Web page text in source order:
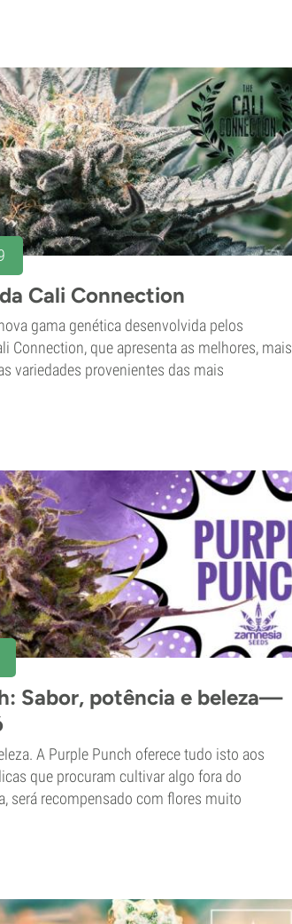
Cali Connection
gama genética desenvolvida pelos
Connection, que apresenta as melhores, mais
variedades provenientes das mais
Sabor, potência e beleza—
A Purple Punch oferece tudo isto aos
que procuram cultivar algo fora do
será recompensado com flores muito